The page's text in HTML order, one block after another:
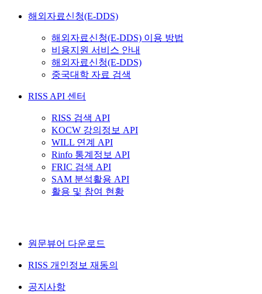
해외자료신청(E-DDS)
해외자료신청(E-DDS) 이용 방법
비용지원 서비스 안내
해외자료신청(E-DDS)
중국대학 자료 검색
RISS API 센터
RISS 검색 API
KOCW 강의정보 API
WILL 연계 API
Rinfo 통계정보 API
FRIC 검색 API
SAM 분석활용 API
활용 및 참여 현황
원문뷰어 다운로드
RISS 개인정보 재동의
공지사항